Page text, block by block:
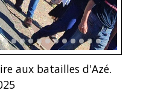
aux batailles d'Azé.